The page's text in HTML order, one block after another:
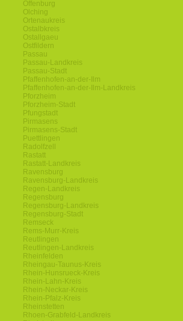
Offenburg
Olching
Ortenaukreis
Ostalbkreis
Ostallgaeu
Ostfildern
Passau
Passau-Landkreis
Passau-Stadt
Pfaffenhofen-an-der-Ilm
Pfaffenhofen-an-der-Ilm-Landkreis
Pforzheim
Pforzheim-Stadt
Pfungstadt
Pirmasens
Pirmasens-Stadt
Puettlingen
Radolfzell
Rastatt
Rastatt-Landkreis
Ravensburg
Ravensburg-Landkreis
Regen-Landkreis
Regensburg
Regensburg-Landkreis
Regensburg-Stadt
Remseck
Rems-Murr-Kreis
Reutlingen
Reutlingen-Landkreis
Rheinfelden
Rheingau-Taunus-Kreis
Rhein-Hunsrueck-Kreis
Rhein-Lahn-Kreis
Rhein-Neckar-Kreis
Rhein-Pfalz-Kreis
Rheinstetten
Rhoen-Grabfeld-Landkreis